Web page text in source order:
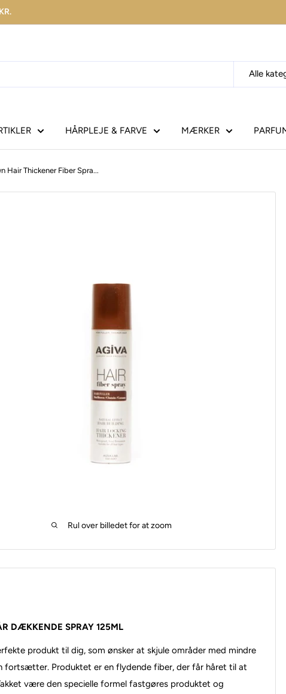
Alle
HÅRPLEJE & FARVE MÆRKER
Hair Thickener Fiber Spra...
Rul over billedet for at zoom
DÆKKENDE SPRAY 125ML
produkt til dig, som ønsker at skjule områder med mindre
fortsætter. Produktet er en flydende fiber, der får håret til at
være den specielle formel fastgøres produktet og